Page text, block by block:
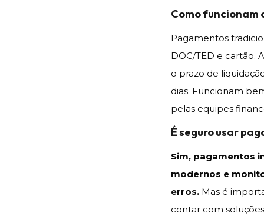
Como funcionam
Pagamentos
DOC/TED e cartão.
o prazo de
dias. Funcionam
pelas equipes
É seguro usar
Sim, pagamentos
modernos e
erros. Mas é
contar com